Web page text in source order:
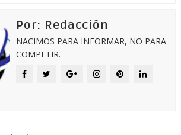
Por: Redacción
NACIMOS PARA INFORMAR, NO PARA
COMPETIR.